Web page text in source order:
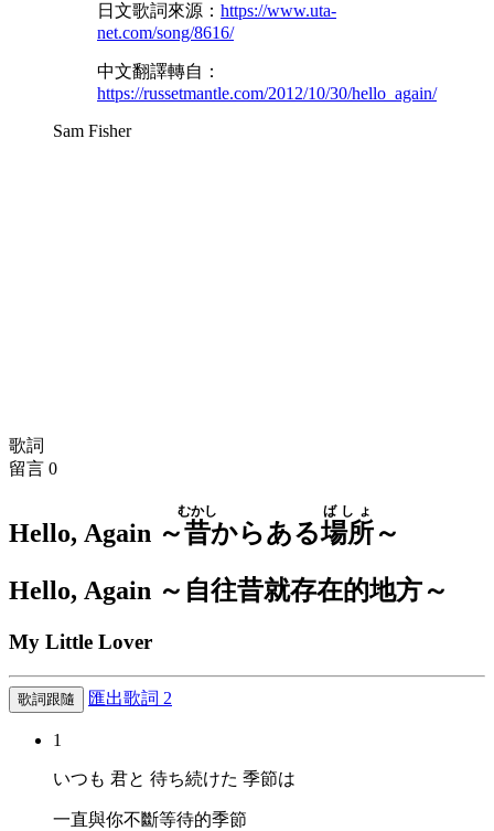
日文歌詞來源： https://www.uta-
net.com/song/8616/
中文翻譯轉自：
https://russetmantle.com/2012/10/30/hello_again/
Sam Fisher
歌詞
留言 0
Hello, Again ～昔
むかし
からある場所
ばしょ
～
Hello, Again ～自往昔就存在的地方～
My Little Lover
歌詞跟隨 匯出歌詞 2
1
いつも 君と 待ち続けた 季節は
一直與你不斷等待的季節